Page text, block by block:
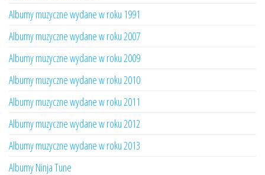
Albumy muzyczne wydane w roku 1991
Albumy muzyczne wydane w roku 2007
Albumy muzyczne wydane w roku 2009
Albumy muzyczne wydane w roku 2010
Albumy muzyczne wydane w roku 2011
Albumy muzyczne wydane w roku 2012
Albumy muzyczne wydane w roku 2013
Albumy Ninja Tune